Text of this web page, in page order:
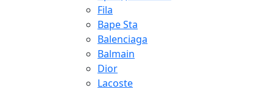
Fila
Bape Sta
Balenciaga
Balmain
Dior
Lacoste